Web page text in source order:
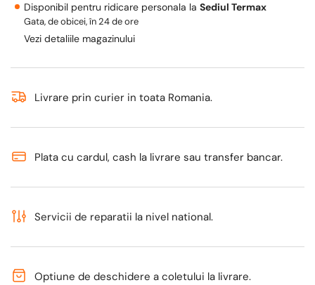
TERMAX,
FI-
FE
TERMAX,
FI-
FE
Disponibil pentru ridicare personala la Sediul Termax
Gata, de obicei, în 24 de ore
Vezi detaliile magazinului
Livrare prin curier in toata Romania.
Plata cu cardul, cash la livrare sau transfer bancar.
Servicii de reparatii la nivel national.
Optiune de deschidere a coletului la livrare.